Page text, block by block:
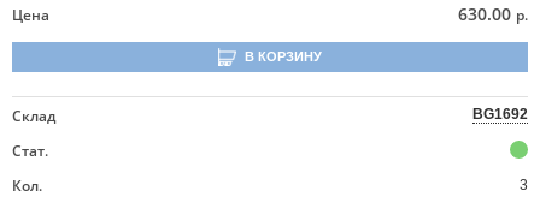
Цена
630.00 р.
В КОРЗИНУ
Склад BG1692
Стат.
Кол.
3